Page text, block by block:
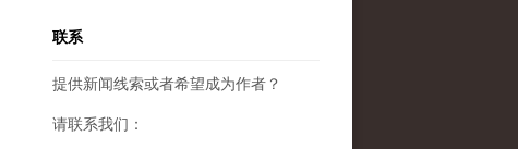
联系
提供新闻线索或者希望成为作者？
请联系我们：